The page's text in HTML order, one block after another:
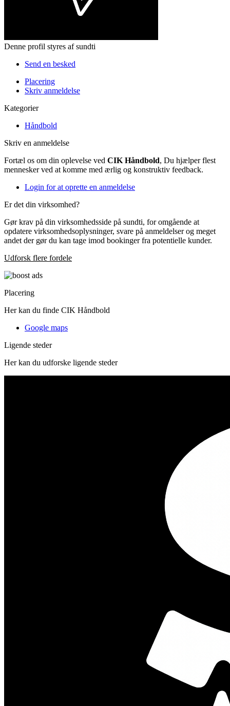
Denne profil styres af sundti
Send en besked
Placering
Skriv anmeldelse
Kategorier
Håndbold
Skriv en anmeldelse
Fortæl os om din oplevelse ved CIK Håndbold, Du hjælper flest
mennesker ved at komme med ærlig og konstruktiv feedback.
Login for at oprette en anmeldelse
Er det din virksomhed?
Gør krav på din virksomhedsside på sundti, for omgående at
opdatere virksomhedsoplysninger, svare på anmeldelser og meget
andet der gør du kan tage imod bookinger fra potentielle kunder.
Udforsk flere fordele
Placering
Her kan du finde CIK Håndbold
Google maps
Ligende steder
Her kan du udforske ligende steder